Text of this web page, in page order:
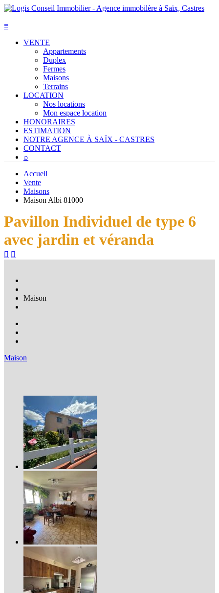
≡
VENTE
Appartements
Duplex
Fermes
Maisons
Terrains
LOCATION
Nos locations
Mon espace location
HONORAIRES
ESTIMATION
NOTRE AGENCE À SAÏX - CASTRES
CONTACT
⌕
Accueil
Vente
Maisons
Maison Albi 81000
Pavillon Individuel de type 6
avec jardin et véranda
 
Maison
Maison